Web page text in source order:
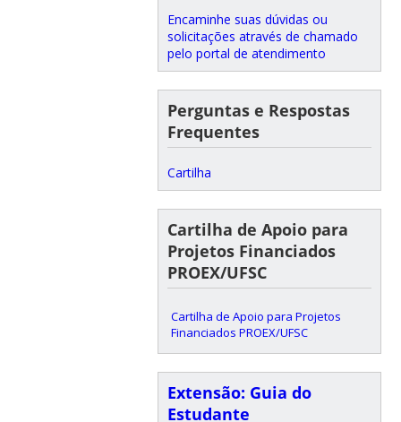
Encaminhe suas dúvidas ou
solicitações através de chamado
pelo portal de atendimento
Perguntas e Respostas
Frequentes
Cartilha
Cartilha de Apoio para
Projetos Financiados
PROEX/UFSC
Cartilha de Apoio para Projetos
Financiados PROEX/UFSC
Extensão: Guia do
Estudante